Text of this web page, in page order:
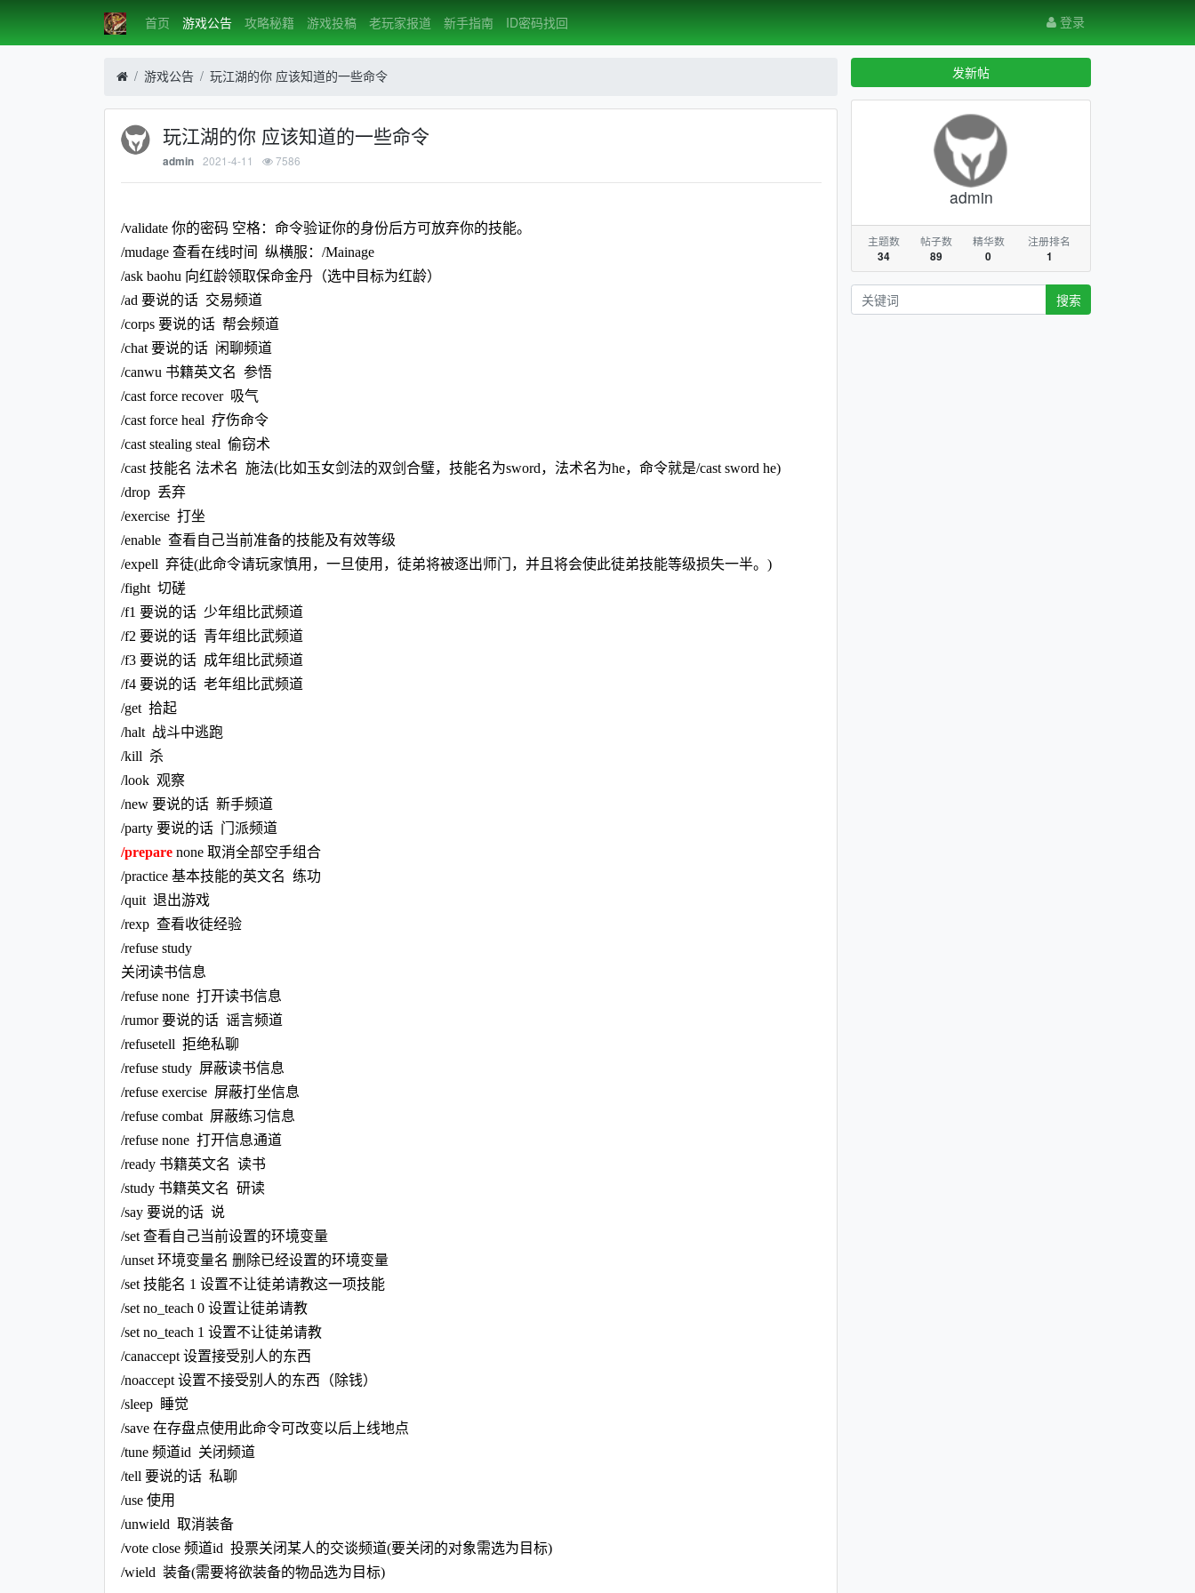
首页 游戏公告 攻略秘籍 游戏投稿 老玩家报道 新手指南 ID密码找回 登录
游戏公告 玩江湖的你 应该知道的一些命令
玩江湖的你 应该知道的一些命令
admin 2021-4-11 7586
/validate 你的密码 空格：命令验证你的身份后方可放弃你的技能。
/mudage 查看在线时间 纵横服：/Mainage
/ask baohu 向红龄领取保命金丹（选中目标为红龄）
/ad 要说的话 交易频道
/corps 要说的话 帮会频道
/chat 要说的话 闲聊频道
/canwu 书籍英文名 参悟
/cast force recover 吸气
/cast force heal 疗伤命令
/cast stealing steal 偷窃术
/cast 技能名 法术名 施法(比如玉女剑法的双剑合璧，技能名为sword，法术名为he，命令就是/cast sword he)
/drop 丢弃
/exercise 打坐
/enable 查看自己当前准备的技能及有效等级
/expell 弃徒(此命令请玩家慎用，一旦使用，徒弟将被逐出师门，并且将会使此徒弟技能等级损失一半。)
/fight 切磋
/f1 要说的话 少年组比武频道
/f2 要说的话 青年组比武频道
/f3 要说的话 成年组比武频道
/f4 要说的话 老年组比武频道
/get 拾起
/halt 战斗中逃跑
/kill 杀
/look 观察
/new 要说的话 新手频道
/party 要说的话 门派频道
/preparenone 取消全部空手组合
/practice 基本技能的英文名 练功
/quit 退出游戏
/rexp 查看收徒经验
/refuse study
关闭读书信息
/refuse none 打开读书信息
/rumor 要说的话 谣言频道
/refusetell 拒绝私聊
/refuse study 屏蔽读书信息
/refuse exercise 屏蔽打坐信息
/refuse combat 屏蔽练习信息
/refuse none 打开信息通道
/ready 书籍英文名 读书
/study 书籍英文名 研读
/say 要说的话 说
/set 查看自己当前设置的环境变量
/unset 环境变量名 删除已经设置的环境变量
/set 技能名 1 设置不让徒弟请教这一项技能
/set no_teach 0 设置让徒弟请教
/set no_teach 1 设置不让徒弟请教
/canaccept 设置接受别人的东西
/noaccept 设置不接受别人的东西（除钱）
/sleep 睡觉
/save 在存盘点使用此命令可改变以后上线地点
/tune 频道id 关闭频道
/tell 要说的话 私聊
/use 使用
/unwield 取消装备
/vote close 频道id 投票关闭某人的交谈频道(要关闭的对象需选为目标)
/wield 装备(需要将欲装备的物品选为目标)
发新帖
admin
主题数
34
帖子数
89
精华数
0
注册排名
1
搜索